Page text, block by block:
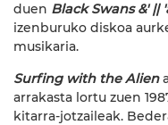
duen Black Swans &' ||
izenburuko diskoa
musikaria.
Surfing with the Alien
arrakasta lortu zuen
kitarra-jotzaileak.